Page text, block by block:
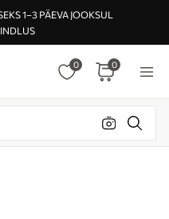
1–3 PÄEVA JOOKSUL
0 0